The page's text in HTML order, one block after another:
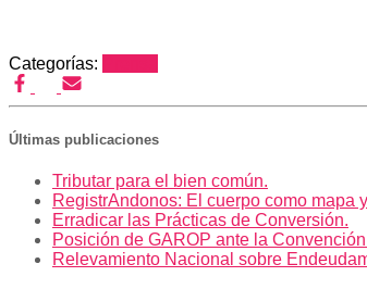
Categorías:
Últimas publicaciones
Tributar para el bien común.
RegistrAndonos: El cuerpo como mapa
Erradicar las Prácticas de Conversión.
Posición de GAROP ante la
Relevamiento Nacional sobre